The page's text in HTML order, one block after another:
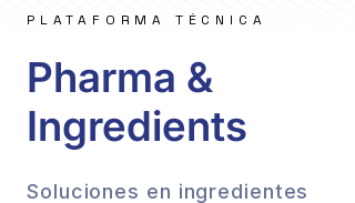
PLATAFORMA TÉCNICA
Pharma &
Ingredients
Soluciones en ingredientes